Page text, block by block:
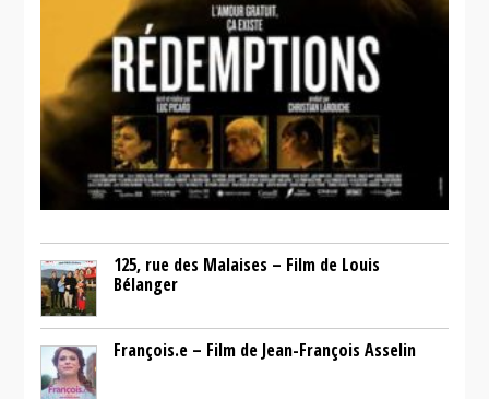
125, rue des Malaises – Film de Louis
Bélanger
François.e – Film de Jean-François Asselin